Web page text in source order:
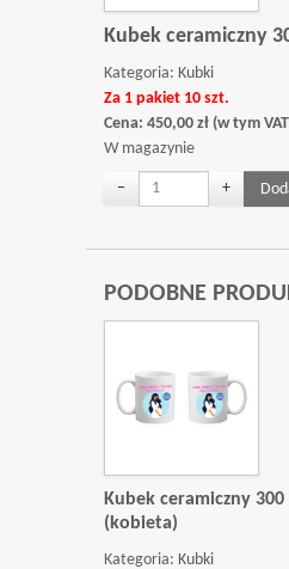
Kubek ceramiczny
Kategoria: Kubki
Za 1 pakiet 10 szt.
Cena: 450,00 zł (w tym
W magazynie
− +
PODOBNE
Kubek ceramiczny 300
(kobieta)
Kategoria: Kubki